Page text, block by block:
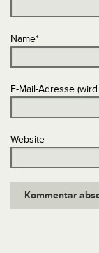
Name*
E-Mail-Adresse
Website